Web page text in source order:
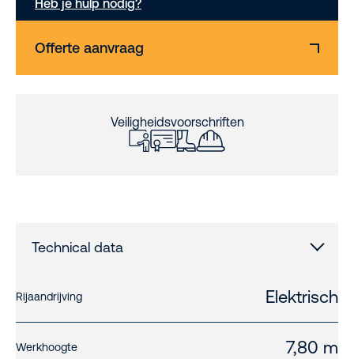
Heb je hulp nodig?
Offerte aanvraag
Veiligheidsvoorschriften
Technical data
Rijaandrijving Elektrisch
Werkhoogte 7,80 m